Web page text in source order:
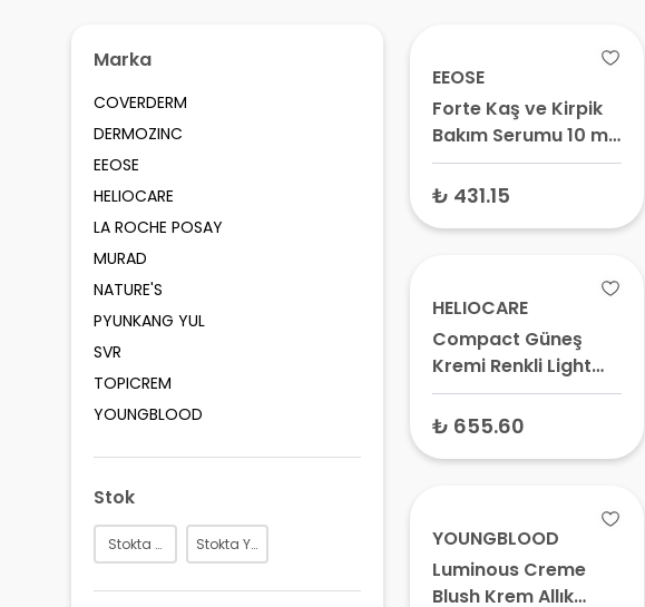
Marka
COVERDERM
DERMOZINC
EEOSE
HELIOCARE
LA ROCHE POSAY
MURAD
NATURE'S
PYUNKANG YUL
SVR
TOPICREM
YOUNGBLOOD
Stok
Stokta Var Stokta Yok
EEOSE
Forte Kaş ve Kirpik
Bakım Serumu 10 ml
– Kirpik Uzatıcı
Serum, Kaş
₺ 431.15
HELIOCARE
Compact Güneş
Kremi Renkli Light
SPF50 10 gr
₺ 655.60
YOUNGBLOOD
Luminous Creme
Blush Krem Allık